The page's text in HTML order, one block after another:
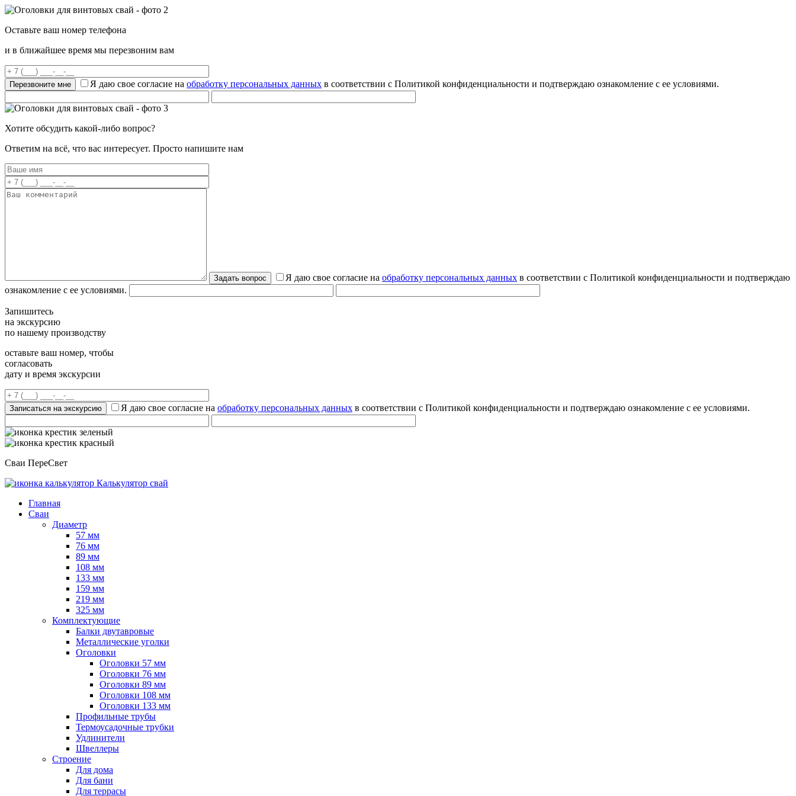
Оставьте ваш номер телефона
и в ближайшее время мы перезвоним вам
Я даю свое согласие на обработку персональных данных в соответствии с Политикой конфиденциальности и подтверждаю ознакомление с ее условиями.
Хотите обсудить какой-либо вопрос?
Ответим на всё, что вас интересует. Просто напишите нам
Я даю свое согласие на обработку персональных данных в соответствии с Политикой конфиденциальности и подтверждаю
ознакомление с ее условиями.
Запишитесь
на экскурсию
по нашему производству
оставьте ваш номер, чтобы
согласовать
дату и время экскурсии
Я даю свое согласие на обработку персональных данных в соответствии с Политикой конфиденциальности и подтверждаю ознакомление с ее условиями.
Сваи ПереСвет
Калькулятор свай
Главная
Сваи
Диаметр
57 мм
76 мм
89 мм
108 мм
133 мм
159 мм
219 мм
325 мм
Комплектующие
Балки двутавровые
Металлические уголки
Оголовки
Оголовки 57 мм
Оголовки 76 мм
Оголовки 89 мм
Оголовки 108 мм
Оголовки 133 мм
Профильные трубы
Термоусадочные трубки
Удлинители
Швеллеры
Строение
Для дома
Для бани
Для террасы